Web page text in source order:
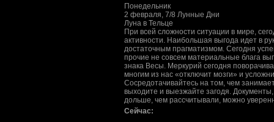
Понедельник
2 февраля, 7/8 Лунные Дни
Луна в Тельце
При всей сложности ситуации в мире,
активности. Наибольшая выгода идет в
достаточным прагматизмом. Сегодня
прочие не совсем материальные блага
знака Весы. Меркурий сегодня
многим из нас «отключит мозги» и
Сосредотачивайтесь на том, чем
выходите и выезжайте загодя.
дольше, чем рассчитывали, можно
Сейчас: